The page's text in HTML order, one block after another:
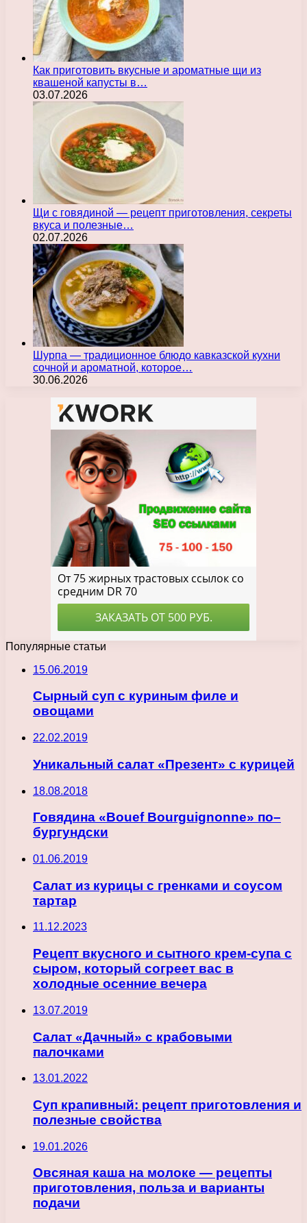
Как приготовить вкусные и ароматные щи из
квашеной капусты в…
03.07.2026
Щи с говядиной — рецепт приготовления, секреты
вкуса и полезные…
02.07.2026
Шурпа — традиционное блюдо кавказской кухни
сочной и ароматной, которое…
30.06.2026
Популярные статьи
15.06.2019
Сырный суп с куриным филе и
овощами
22.02.2019
Уникальный салат «Презент» с курицей
18.08.2018
Говядина «Bouef Bourguignonne» по–
бургундски
01.06.2019
Салат из курицы с гренками и соусом
тартар
11.12.2023
Рецепт вкусного и сытного крем-супа с
сыром, который согреет вас в
холодные осенние вечера
13.07.2019
Салат «Дачный» с крабовыми
палочками
13.01.2022
Суп крапивный: рецепт приготовления и
полезные свойства
19.01.2026
Овсяная каша на молоке — рецепты
приготовления, польза и варианты
подачи